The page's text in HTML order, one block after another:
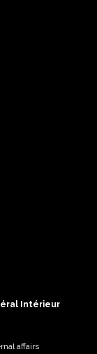
Intérieur
affairs